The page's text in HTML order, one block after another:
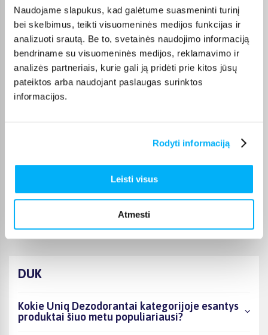
Naudojame slapukus, kad galėtume suasmeninti turinį
bei skelbimus, teikti visuomeninės medijos funkcijas ir
analizuoti srautą. Be to, svetainės naudojimo informaciją
bendriname su visuomeninės medijos, reklamavimo ir
analizės partneriais, kurie gali ją pridėti prie kitos jūsų
pateiktos arba naudojant paslaugas surinktos
informacijos.
Rodyti informaciją
Leisti visus
Atmesti
Gera kaina, puiki kokybe, tik pristtymo laikas galetu buti trumpesnis.
Laima M.
Patvirtintas pirkėjas
Patvirtintas pirkėjas
DUK
Kokie Uniq Dezodorantai kategorijoje esantys
produktai šiuo metu populiariausi?